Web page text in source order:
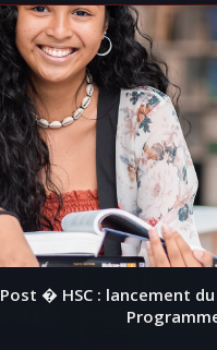
Post � HSC : lancement